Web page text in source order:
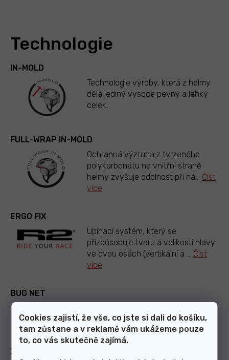
Cookies zajistí, že vše, co jste si dali do košíku,
tam zůstane a v reklamě vám ukážeme pouze
to, co vás skutečně zajímá.
Technologie
IN-MOLD
Technologie výroby, která z helmy
dělá jediný vysoce pevný a lehký
celek.
FULL-WRAP IN-MOLD
Ochranná výztuha z tvrzeného
polykarbonátu na vnitřní straně
helmy zvyšuje odolnost při ná... Číst
více
ERGO FIX
Upínací systém, který se
přizpůsobuje tvaru a velikosti hlavy
ve dvou osách (vertikální a ... Číst
více
BUG NET
během jízdy.
X-PROTECT